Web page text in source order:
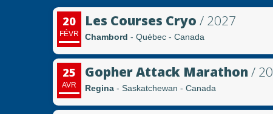
20
FÉVR
Les Courses Cryo / 2027
Chambord - Québec - Canada
25
AVR
Gopher Attack Marathon /
Regina - Saskatchewan - Canada